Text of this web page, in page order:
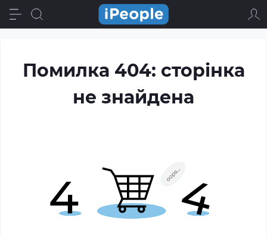
Помилка 404: сторінка
не знайдена